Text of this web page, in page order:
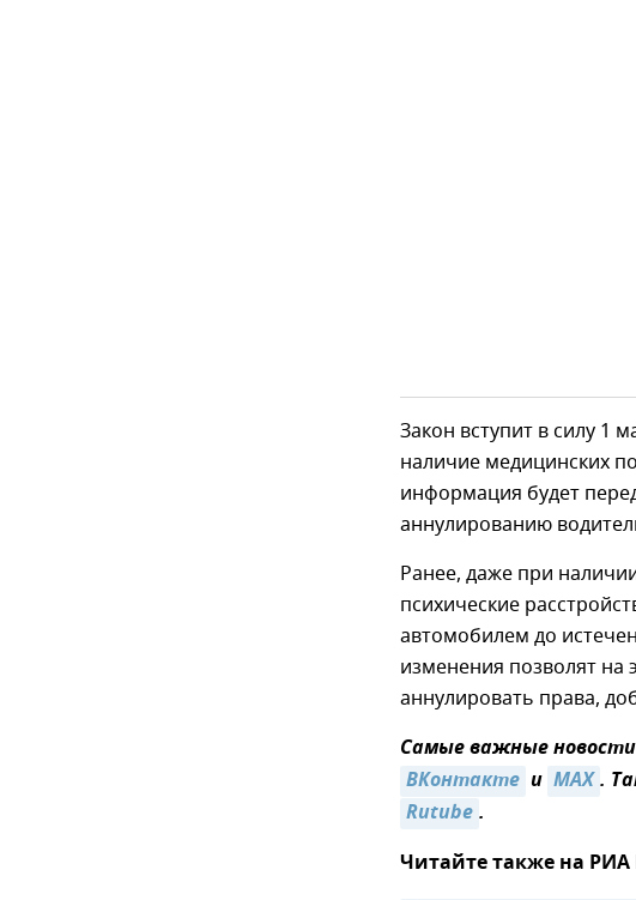
Закон вступит в силу 1
наличие медицинских
информация будет
аннулированию
Ранее, даже при
психические
автомобилем до
изменения позволят на
аннулировать права,
Самые важные
ВКонтакте и MAX.
Rutube.
Читайте также на